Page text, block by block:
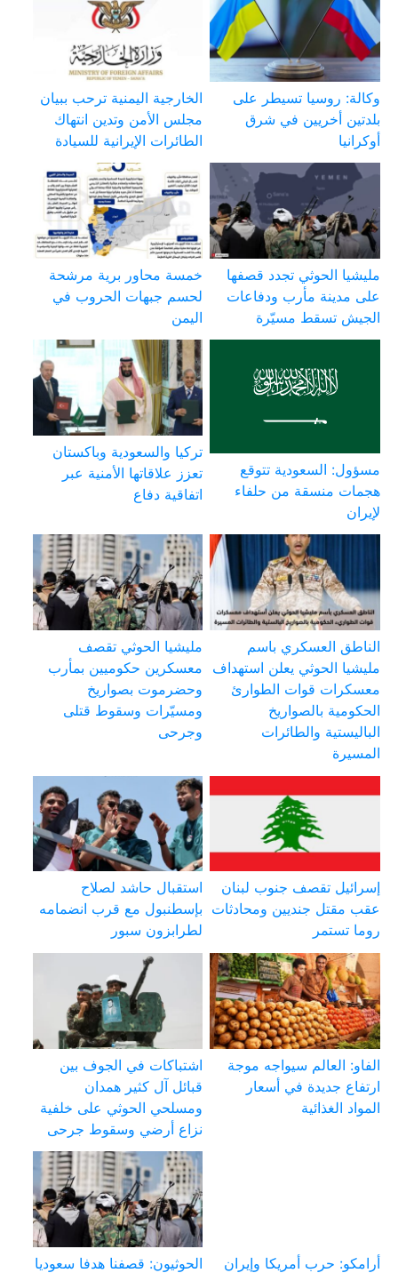
وكالة: روسيا تسيطر على
بلدتين أخريين في شرق
أوكرانيا
الخارجية اليمنية ترحب ببيان
مجلس الأمن وتدين انتهاك
الطائرات الإيرانية للسيادة
مليشيا الحوثي تجدد قصفها
على مدينة مأرب ودفاعات
الجيش تسقط مسيّرة
خمسة محاور برية مرشحة
لحسم جبهات الحروب في
اليمن
مسؤول: السعودية تتوقع
هجمات منسقة من حلفاء
لإيران
تركيا والسعودية وباكستان
تعزز علاقاتها الأمنية عبر
اتفاقية دفاع
الناطق العسكري باسم
مليشيا الحوثي يعلن استهداف
معسكرات قوات الطوارئ
الحكومية بالصواريخ
الباليستية والطائرات
المسيرة
مليشيا الحوثي تقصف
معسكرين حكوميين بمأرب
وحضرموت بصواريخ
ومسيّرات وسقوط قتلى
وجرحى
إسرائيل تقصف جنوب لبنان
عقب مقتل جنديين ومحادثات
روما تستمر
استقبال حاشد لصلاح
بإسطنبول مع قرب انضمامه
لطرابزون سبور
الفاو: العالم سيواجه موجة
ارتفاع جديدة في أسعار
المواد الغذائية
اشتباكات في الجوف بين
قبائل آل كثير همدان
ومسلحي الحوثي على خلفية
نزاع أرضي وسقوط جرحى
أرامكو: حرب أمريكا وإيران
الحوثيون: قصفنا هدفا سعوديا